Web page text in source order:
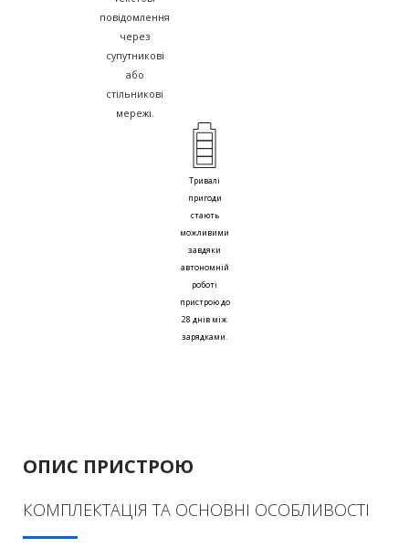
повідомлення
через
супутникові
або
стільникові
мережі.
Тривалі
пригоди
стають
можливими
завдяки
автономній
роботі
пристрою до
28 днів між
зарядками.
ОПИС ПРИСТРОЮ
КОМПЛЕКТАЦІЯ ТА ОСНОВНІ ОСОБЛИВОСТІ